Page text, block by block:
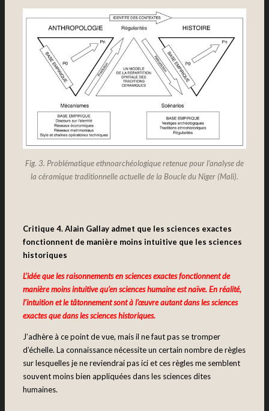
Fig. 3. Problématique ethnoarchéologique retenue pour l’analyse de
la céramique traditionnelle actuelle de la Boucle du Niger (Mali).
Critique 4. Alain Gallay admet que les sciences exactes
fonctionnent de manière moins intuitive que les sciences
historiques
L’idée que les raisonnements en sciences exactes fonctionnent de
manière moins intuitive qu’en sciences humaine est naïve. En réalité,
l’intuition et le tâtonnement sont à l’œuvre autant dans les sciences
exactes que dans les sciences historiques.
J’adhère à ce point de vue, mais il ne faut pas se tromper
d’échelle. La connaissance nécessite un certain nombre de règles
sur lesquelles je ne reviendrai pas ici et ces règles me semblent
souvent moins bien appliquées dans les sciences dites
humaines.